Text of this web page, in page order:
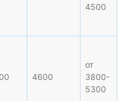
4500
4600
от
3800-
5300